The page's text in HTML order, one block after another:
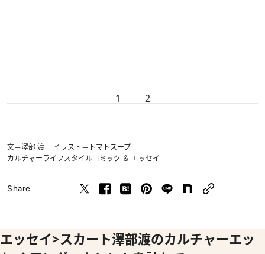
1 2
文＝澤部 渡 イラスト＝トマトスープ
カルチャーライフスタイルコミック ＆ エッセイ
Share
エッセイ>スカート澤部渡のカルチャーエッ